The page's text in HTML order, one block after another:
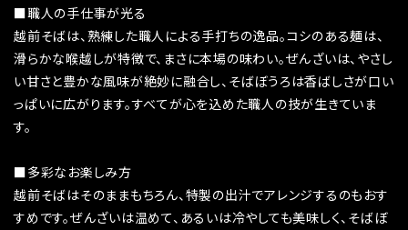
■職人の手仕事が光る
越前そばは、熟練した職人による手打ちの逸品。コシのある麺は、
滑らかな喉越しが特徴で、まさに本場の味わい。ぜんざいは、やさし
い甘さと豊かな風味が絶妙に融合し、そばぼうろは香ばしさが口い
っぱいに広がります。すべてが心を込めた職人の技が生きていま
す。
■多彩なお楽しみ方
越前そばはそのままもちろん、特製の出汁でアレンジするのもおす
すめです。ぜんざいは温めて、あるいは冷やしても美味しく、そばぼ